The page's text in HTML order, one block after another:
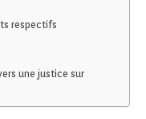
respectifs
une justice sur